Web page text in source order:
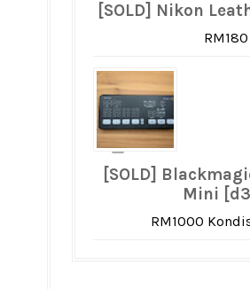
[SOLD] Nikon
[SOLD]
Mini
RM1000